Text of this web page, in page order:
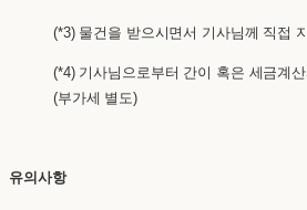
(*3) 물건을 받으시면서 기사님께 직접
(*4) 기사님으로부터 간이 혹은 세금계
(부가세 별도)
유의사항